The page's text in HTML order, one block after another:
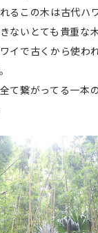
るこの木は古代ハ
ないとても貴重な
イで古くから使わ
て繋がってる一